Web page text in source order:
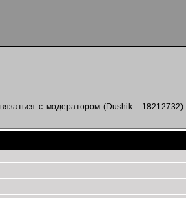
с модератором (Dushik - 18212732).